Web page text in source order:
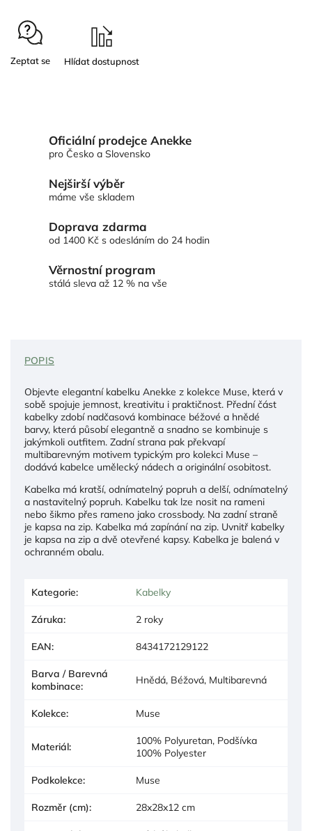
Zeptat se
Oficiální prodejce Anekke
pro Česko a Slovensko
Nejširší výběr
máme vše skladem
Doprava zdarma
od 1400 Kč s odesláním do 24 hodin
Věrnostní program
stálá sleva až 12 % na vše
POPIS
Objevte elegantní kabelku Anekke z kolekce Muse, která v
sobě spojuje jemnost, kreativitu i praktičnost. Přední část
kabelky zdobí nadčasová kombinace béžové a hnědé
barvy, která působí elegantně a snadno se kombinuje s
jakýmkoli outfitem. Zadní strana pak překvapí
multibarevným motivem typickým pro kolekci Muse –
dodává kabelce umělecký nádech a originální osobitost.
Kabelka má kratší, odnímatelný popruh a delší, odnímatelný
a nastavitelný popruh. Kabelku tak lze nosit na rameni
nebo šikmo přes rameno jako crossbody. Na zadní straně
je kapsa na zip. Kabelka má zapínání na zip. Uvnitř kabelky
je kapsa na zip a dvě otevřené kapsy. Kabelka je balená v
ochranném obalu.
Kategorie: Kabelky
Záruka: 2 roky
EAN: 8434172129122
Barva / Barevná
kombinace: Hnědá, Béžová, Multibarevná
Kolekce: Muse
Materiál:
100% Polyuretan, Podšívka
100% Polyester
Podkolekce: Muse
Rozměr (cm): 28x28x12 cm